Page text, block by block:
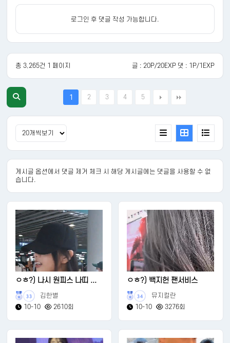
로그인 후 댓글 작성 가능합니다.
총 3,265건 1 페이지 글 : 20P/20EXP 댓 : 1P/1EXP
1 2 3 4 5
게시글 옵션에서 댓글 제거 체크 시 해당 게시글에는 댓글을 사용할 수 없
습니다.
ㅇㅎ?) 나시 원피스 나띠 ...
33
김한별
10-10
2610회
ㅇㅎ?) 백지헌 팬서비스
34
뮤지컬란
10-10
3276회